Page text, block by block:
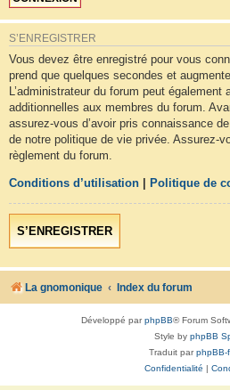
S’ENREGISTRER
Vous devez être enregistré pour vous
prend que quelques secondes et
L’administrateur du forum peut
additionnelles aux membres du forum.
assurez-vous d’avoir pris connaissance
de notre politique de vie privée. Assurez-
règlement du forum.
Conditions d’utilisation Politique de
S’ENREGISTRER
La gnomonique Index du forum
Développé parphpBB® Forum
Style by phpBB
Traduit parphpBB-
Confidentialité